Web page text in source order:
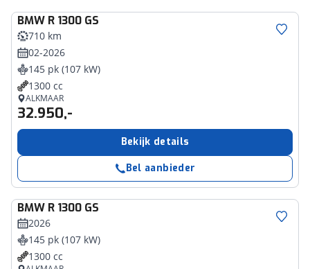
BMW R 1300 GS
710 km
02-2026
145 pk (107 kW)
1300 cc
ALKMAAR
32.950,-
Bekijk details
Bel aanbieder
BMW R 1300 GS
2026
145 pk (107 kW)
1300 cc